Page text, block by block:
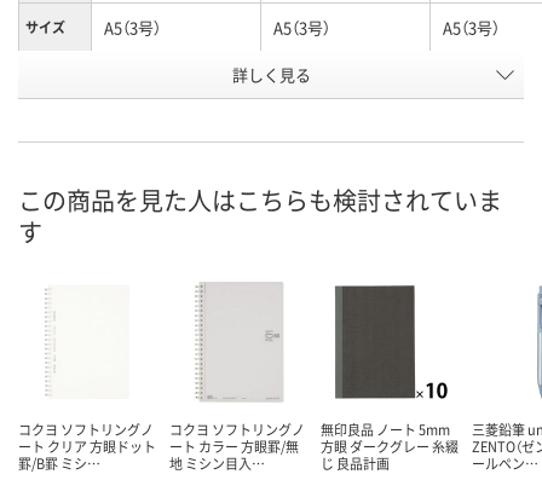
サイズ A5（3号） A5（3号） A5（3号）
B罫（6mm） B罫（6mm）
号
カゴへ
数量
カゴへ カ
詳しく見る
この商品を見た人はこちらも検討されていま
す
コクヨ ソフトリングノ
ート クリア 方眼ドット
罫/B罫 ミシ…
コクヨ ソフトリングノ
ート カラー 方眼罫/無
地 ミシン目入…
無印良品 ノート 5mm
方眼 ダークグレー 糸綴
じ 良品計画
三菱鉛筆
ZENTO（ゼ
ールペン…